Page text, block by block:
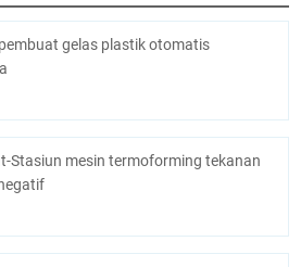
gelas plastik otomatis
Stasiun mesin termoforming tekanan